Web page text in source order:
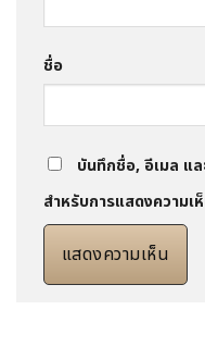
ชื่อ
บันทึกชื่อ, อีเมล แล
สำหรับการแสดงความเ